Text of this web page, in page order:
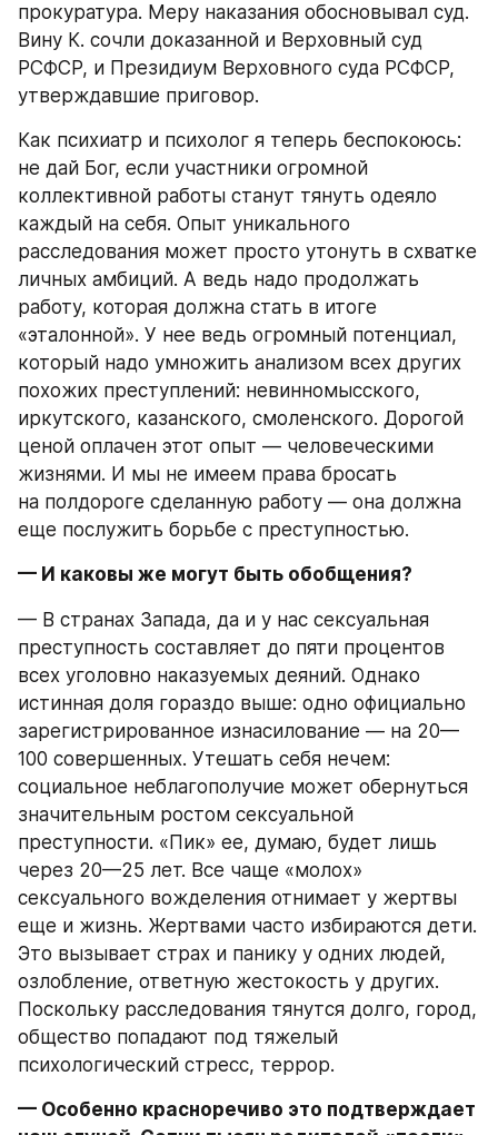
прокуратура. Меру наказания обосновывал суд.
Вину К. сочли доказанной и Верховный суд
РСФСР, и Президиум Верховного суда РСФСР,
утверждавшие приговор.
Как психиатр и психолог я теперь беспокоюсь:
не дай Бог, если участники огромной
коллективной работы станут тянуть одеяло
каждый на себя. Опыт уникального
расследования может просто утонуть в схватке
личных амбиций. А ведь надо продолжать
работу, которая должна стать в итоге
«эталонной». У нее ведь огромный потенциал,
который надо умножить анализом всех других
похожих преступлений: невинномысского,
иркутского, казанского, смоленского. Дорогой
ценой оплачен этот опыт — человеческими
жизнями. И мы не имеем права бросать
на полдороге сделанную работу — она должна
еще послужить борьбе с преступностью.
— И каковы же могут быть обобщения?
— В странах Запада, да и у нас сексуальная
преступность составляет до пяти процентов
всех уголовно наказуемых деяний. Однако
истинная доля гораздо выше: одно официально
зарегистрированное изнасилование — на 20—
100 совершенных. Утешать себя нечем:
социальное неблагополучие может обернуться
значительным ростом сексуальной
преступности. «Пик» ее, думаю, будет лишь
через 20—25 лет. Все чаще «молох»
сексуального вожделения отнимает у жертвы
еще и жизнь. Жертвами часто избираются дети.
Это вызывает страх и панику у одних людей,
озлобление, ответную жестокость у других.
Поскольку расследования тянутся долго, город,
общество попадают под тяжелый
психологический стресс, террор.
— Особенно красноречиво это подтверждает